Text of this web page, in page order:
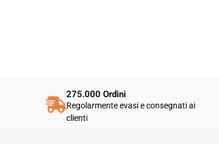
275.000 Ordini
Regolarmente evasi e consegnati ai
clienti